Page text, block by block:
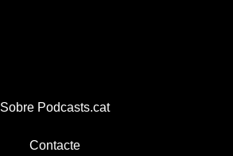
Sobre Podcasts.cat
Contacte